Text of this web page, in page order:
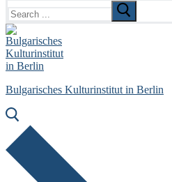
for:
Bulgarisches Kulturinstitut in Berlin